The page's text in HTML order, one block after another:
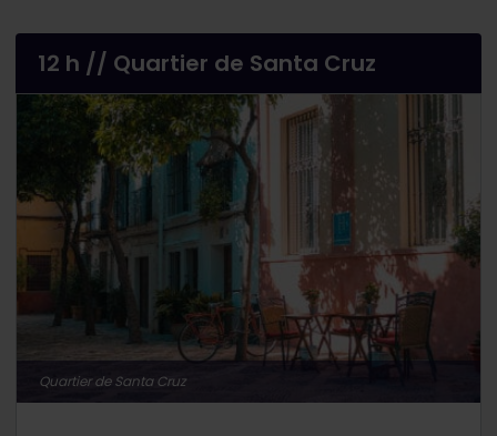
12 h // Quartier de Santa Cruz
Quartier de Santa Cruz